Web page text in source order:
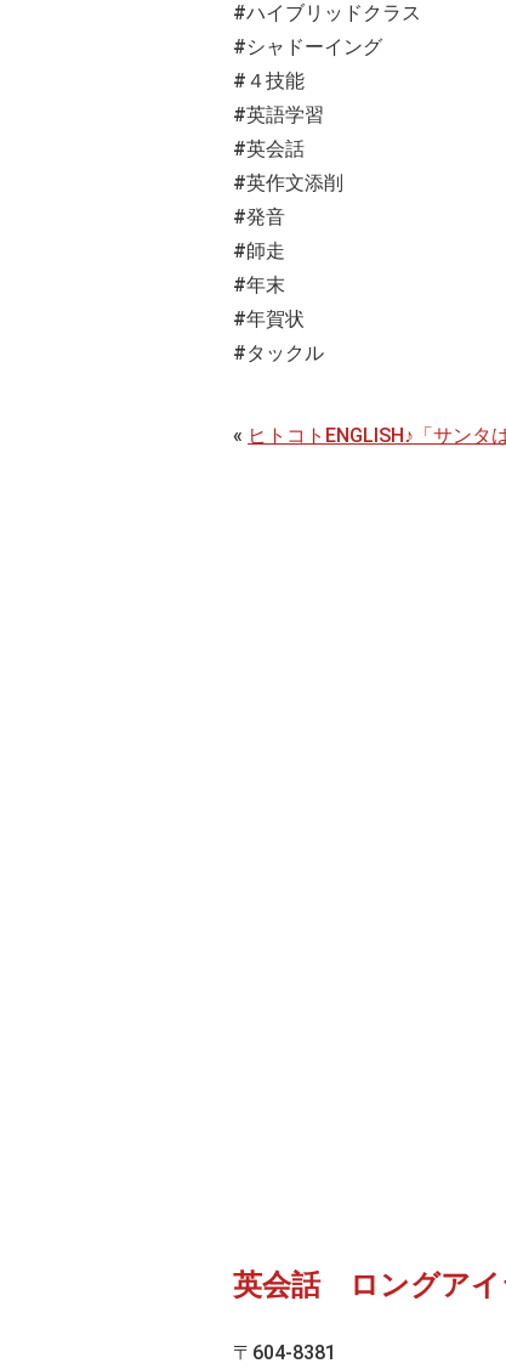
#ハイブリッドクラス
#シャドーイング
#４技能
#英語学習
#英会話
#英作文添削
#発音
#師走
#年末
#年賀状
#タックル
« ヒトコトENGLISH♪「サンタ
英会話 ロングアイ
〒604-8381